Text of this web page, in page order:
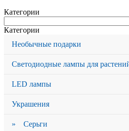
Категории
Категории
Необычные подарки
Светодиодные лампы для
LED лампы
Украшения
» Серьги